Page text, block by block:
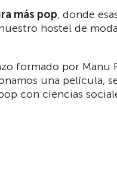
más pop, donde
hostel de
formado por Manu
una película,
con ciencias